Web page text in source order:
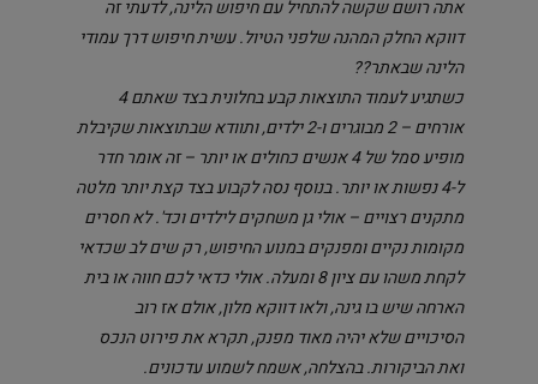
אתה רושם שקשה להתחיל עם חיפוש הלינה, לדעתי זה
דווקא החלק המהנה שלפני הטיול. עשית חיפוש דרך עמודי
הלינה שבאתר??
כשתגיע לעמוד התוצאות קבע בחלונית בצד שאתם 4
אורחים – 2 מבוגרים ו-2 ילדים, ותוודא שבתוצאות שקיבלת
מופיע סמל של 4 אנשים כחולים או יותר – זה אומר חדר
ל-4 נפשות או יותר. בנוסף נסה לקבוע בצד קצת יותר מלטה
מתקנים רצויים – אולי גן משחקים לילדים וכד'. לא חסרים
מקומות נקיים ומפנקים במנוע החיפוש, רק שים לב שכדאי
לקחת משהו עם ציון 8 ומעלה. אולי כדאי לכם חווה או בית
הארחה שיש בו גינה, ולאו דווקא מלון, אולם אז רוב
הסיכויים שלא יהיה מאוד מפנק, תקרא את פירוט הנכס
ואת הביקורות. בהצלחה, אשמח לשמוע עדכונים.